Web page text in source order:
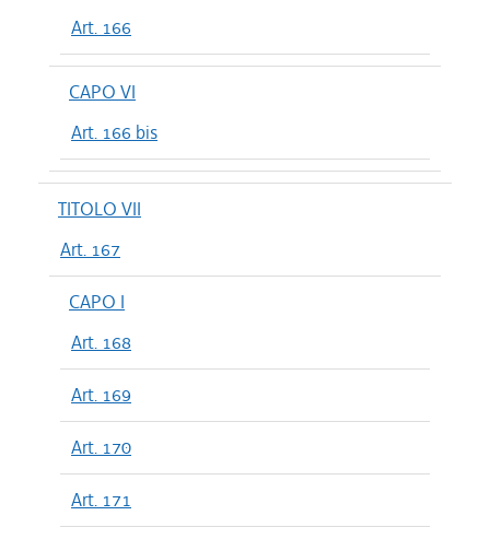
Art. 166
CAPO VI
Art. 166 bis
TITOLO VII
Art. 167
CAPO I
Art. 168
Art. 169
Art. 170
Art. 171